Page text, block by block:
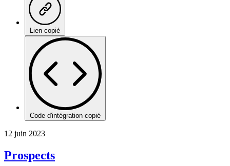
Lien copié
Code d'intégration copié
12 juin 2023
Prospects